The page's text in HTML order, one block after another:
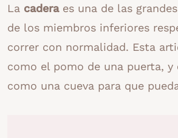
La caderaes una de las
de los miembros inferiores
correr con normalidad. Esta
como el pomo de una puerta, y
como una cueva para que